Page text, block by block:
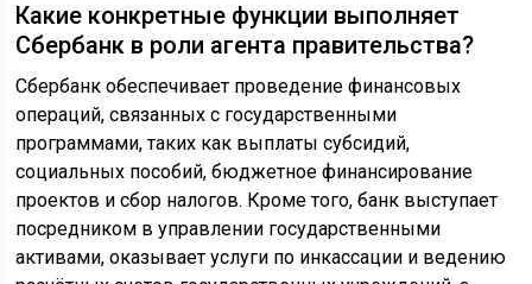
Какие конкретные функции выполняет
Сбербанк в роли агента правительства?
Сбербанк обеспечивает проведение финансовых
операций, связанных с государственными
программами, таких как выплаты субсидий,
социальных пособий, бюджетное финансирование
проектов и сбор налогов. Кроме того, банк выступает
посредником в управлении государственными
активами, оказывает услуги по инкассации и ведению